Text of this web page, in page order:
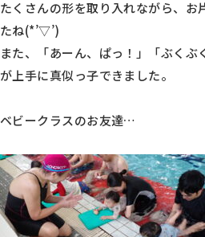
たくさんの形を取り入れながら、お
たね(*’▽’)
また、「あーん、ぱっ！」「ぶくぶ
が上手に真似っ子できました。
ベビークラスのお友達…